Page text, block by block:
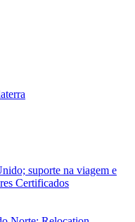
suporte na viagem e
Certificados